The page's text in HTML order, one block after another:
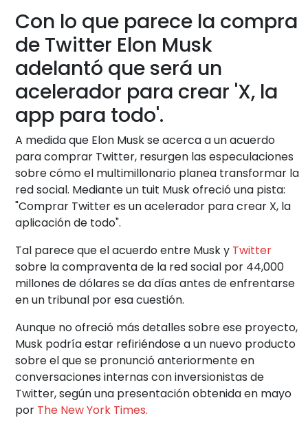
Con lo que parece la compra
de Twitter Elon Musk
adelantó que será un
acelerador para crear 'X, la
app para todo'.
A medida que Elon Musk se acerca a un acuerdo
para comprar Twitter, resurgen las especulaciones
sobre cómo el multimillonario planea transformar la
red social. Mediante un tuit Musk ofreció una pista:
"Comprar Twitter es un acelerador para crear X, la
aplicación de todo".
Tal parece que el acuerdo entre Musk y Twitter
sobre la compraventa de la red social por 44,000
millones de dólares se da días antes de enfrentarse
en un tribunal por esa cuestión.
Aunque no ofreció más detalles sobre ese proyecto,
Musk podría estar refiriéndose a un nuevo producto
sobre el que se pronunció anteriormente en
conversaciones internas con inversionistas de
Twitter, según una presentación obtenida en mayo
por The New York Times.